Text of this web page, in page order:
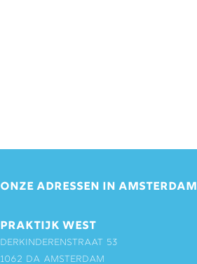
ONZE ADRESSEN IN AMSTERDAM
PRAKTIJK WEST
Derkinderenstraat 53
1062 DA Amsterdam